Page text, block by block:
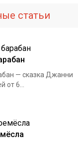
статьи
— сказка Джанни
от 6...